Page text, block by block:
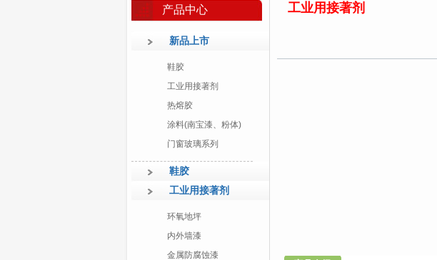
产品中心
新品上市
鞋胶
工业用接著剂
热熔胶
涂料(南宝漆、粉体)
门窗玻璃系列
鞋胶
工业用接著剂
环氧地坪
内外墙漆
金属防腐蚀漆
工业用接著剂